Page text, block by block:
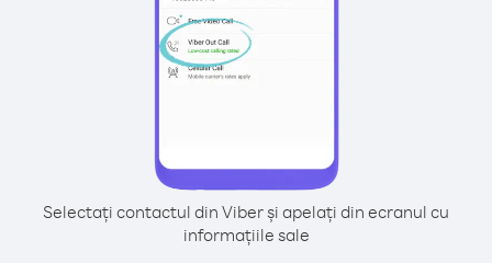
Selectați contactul din Viber și apelați din ecranul cu
informațiile sale